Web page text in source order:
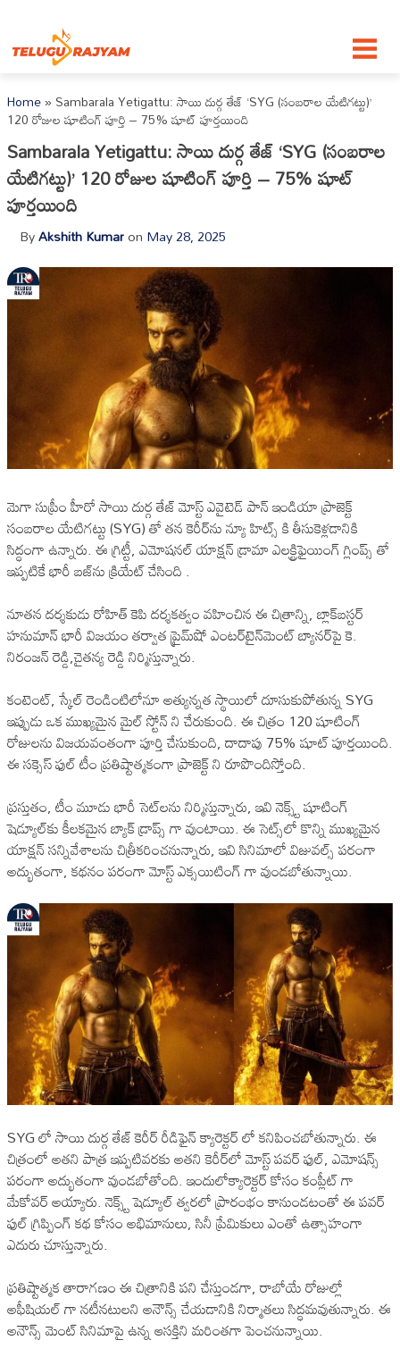
Home»Sambarala Yetigattu: సాయి దుర్గ తేజ్ ‘SYG (సంబరాల యేటిగట్టు)’
120 రోజుల షూటింగ్ పూర్తి – 75% షూట్ పూర్తయింది
Sambarala Yetigattu: సాయి దుర్గ తేజ్ ‘SYG (సంబరాల
యేటిగట్టు)’ 120 రోజుల షూటింగ్ పూర్తి – 75% షూట్
పూర్తయింది
ByAkshith Kumaron May 28, 2025
మెగా సుప్రీం హీరో సాయి దుర్గ తేజ్ మోస్ట్ ఎవైటెడ్ పాన్ ఇండియా ప్రాజెక్ట్
సంబరాల యేటిగట్టు (SYG) తో తన కెరీర్‌ను న్యూ హిట్స్ కి తీసుకెళ్లడానికి
సిద్ధంగా ఉన్నారు. ఈ గ్రిట్టీ, ఎమోషనల్ యాక్షన్ డ్రామా ఎలక్ట్రిఫైయింగ్ గ్లింప్స్ తో
ఇప్పటికే భారీ బజ్‌ను క్రియేట్ చేసింది .
నూతన దర్శకుడు రోహిత్ కెపి దర్శకత్వం వహించిన ఈ చిత్రాన్ని, బ్లాక్‌బస్టర్
హనుమాన్‌ భారీ విజయం తర్వాత ప్రైమ్‌షో ఎంటర్‌టైన్‌మెంట్ బ్యానర్‌పై కె.
నిరంజన్ రెడ్డి,చైతన్య రెడ్డి నిర్మిస్తున్నారు.
కంటెంట్, స్కేల్ రెండింటిలోనూ అత్యున్నత స్థాయిలో దూసుకుపోతున్న SYG
ఇప్పుడు ఒక ముఖ్యమైన మైల్ స్టోన్ ని చేరుకుంది. ఈ చిత్రం 120 షూటింగ్
రోజులను విజయవంతంగా పూర్తి చేసుకుంది, దాదాపు 75% షూట్ పూర్తయింది.
ఈ సక్సెస్ ఫుల్ టీం ప్రతిష్టాత్మకంగా ప్రాజెక్ట్ ని రూపొందిస్తోంది.
ప్రస్తుతం, టీం మూడు భారీ సెట్‌లను నిర్మిస్తున్నారు, ఇవి నెక్స్ట్ షూటింగ్
షెడ్యూల్‌కు కీలకమైన బ్యాక్ డ్రాప్స్ గా వుంటాయి. ఈ సెట్స్‌లో కొన్ని ముఖ్యమైన
యాక్షన్ సన్నివేశాలను చిత్రీకరించనున్నారు, ఇవి సినిమాలో విజువల్స్ పరంగా
అద్భుతంగా, కథనం పరంగా మోస్ట్ ఎక్సయిటింగ్ గా వుండబోతున్నాయి.
SYG లో సాయి దుర్గ తేజ్ కెరీర్ రీడిఫైన్ క్యారెక్టర్ లో కనిపించబోతున్నారు. ఈ
చిత్రంలో అతని పాత్ర ఇప్పటివరకు అతని కెరీర్‌లో మోస్ట్ పవర్ ఫుల్, ఎమోషన్స్
పరంగా అద్భుతంగా వుండబోతోంది. ఇందులోక్యారెక్టర్ కోసం కంప్లీట్ గా
మేకోవర్ అయ్యారు. నెక్స్ట్ షెడ్యూల్ త్వరలో ప్రారంభం కానుండటంతో ఈ పవర్
ఫుల్ గ్రిప్పింగ్ కథ కోసం అభిమానులు, సినీ ప్రేమికులు ఎంతో ఉత్సాహంగా
ఎదురు చూస్తున్నారు.
ప్రతిష్టాత్మక తారాగణం ఈ చిత్రానికి పని చేస్తుండగా, రాబోయే రోజుల్లో
అఫీషియల్ గా నటీనటులని అనౌన్స్ చేయడానికి నిర్మాతలు సిద్ధమవుతున్నారు. ఈ
అనౌన్స్ మెంట్ సినిమాపై ఉన్న ఆసక్తిని మరింతగా పెంచనున్నాయి.